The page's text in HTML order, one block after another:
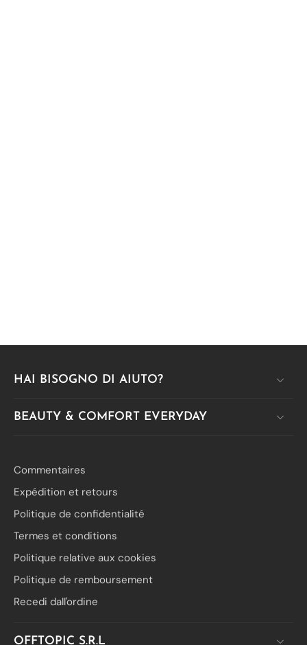
HAI BISOGNO DI AIUTO?
BEAUTY & COMFORT EVERYDAY
Commentaires
Expédition et retours
Politique de confidentialité
Termes et conditions
Politique relative aux cookies
Politique de remboursement
Recedi dall'ordine
OFFTOPIC S.R.L